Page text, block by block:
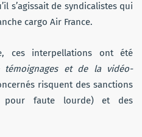
s’agissait de syndicalistes qui
cargo Air France.
ces interpellations ont été
et de la vidéo-
risquent des sanctions
pour faute lourde) et des